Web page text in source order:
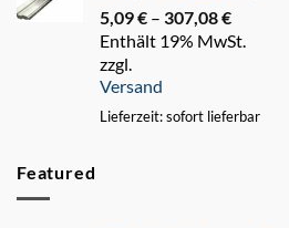
5,09€ – 307,08€
5,09 €
Enthält 19% MwSt.
zzgl.
Versand
Lieferzeit: sofort lieferbar
Featured